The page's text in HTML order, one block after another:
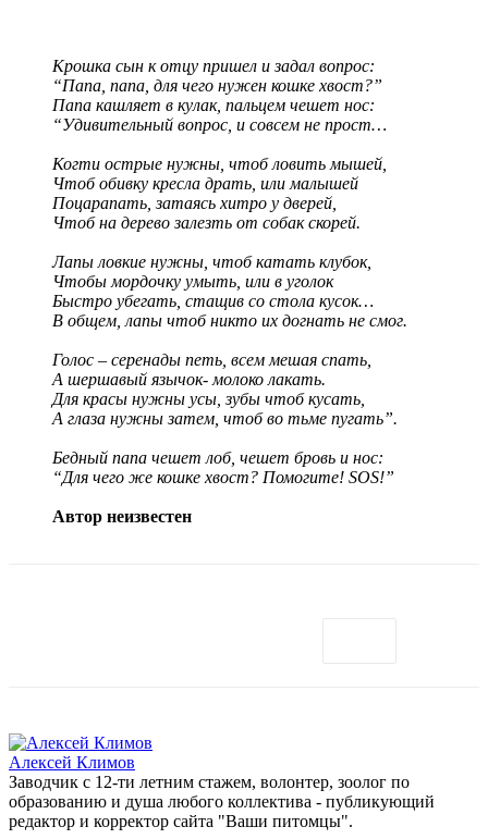
Крошка сын к отцу пришел и задал вопрос:
“Папа, папа, для чего нужен кошке хвост?”
Папа кашляет в кулак, пальцем чешет нос:
“Удивительный вопрос, и совсем не прост…
Когти острые нужны, чтоб ловить мышей,
Чтоб обивку кресла драть, или малышей
Поцарапать, затаясь хитро у дверей,
Чтоб на дерево залезть от собак скорей.
Лапы ловкие нужны, чтоб катать клубок,
Чтобы мордочку умыть, или в уголок
Быстро убегать, стащив со стола кусок…
В общем, лапы чтоб никто их догнать не смог.
Голос – серенады петь, всем мешая спать,
А шершавый язычок- молоко лакать.
Для красы нужны усы, зубы чтоб кусать,
А глаза нужны затем, чтоб во тьме пугать”.
Бедный папа чешет лоб, чешет бровь и нос:
“Для чего же кошке хвост? Помогите! SOS!”
Автор неизвестен
Алексей Климов
Заводчик c 12-ти летним стажем, волонтер, зоолог по
образованию и душа любого коллектива - публикующий
редактор и корректор сайта "Ваши питомцы".